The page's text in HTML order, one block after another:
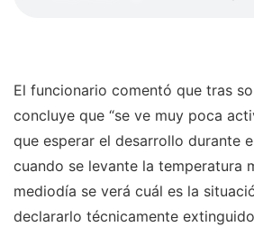
El funcionario comentó que tras
concluye que “se ve muy poca
que esperar el desarrollo durante
cuando se levante la temperatura
mediodía se verá cuál es la
declararlo técnicamente